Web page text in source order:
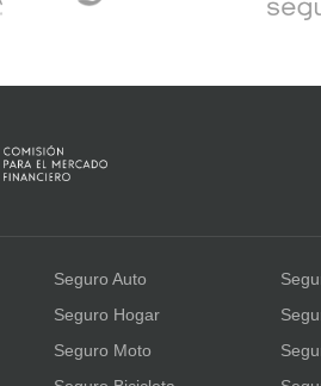
Seguro Auto
Seguro Hogar
Seguro Moto